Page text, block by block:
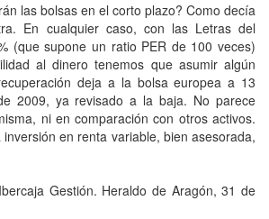
las bolsas en el corto plazo? Como decía
En cualquier caso, con las Letras del
(que supone un ratio PER de 100 veces)
al dinero tenemos que asumir algún
deja a la bolsa europea a 13
2009, ya revisado a la baja. No parece
ni en comparación con otros activos.
en renta variable, bien asesorada,
Gestión. Heraldo de Aragón, 31 de